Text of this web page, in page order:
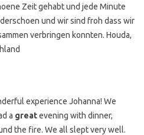
Zeit gehabt und jede Minute
und wir sind froh dass wir
verbringen konnten. Houda,
experience Johanna! We
a greatevening with dinner,
the fire. We all slept very well.